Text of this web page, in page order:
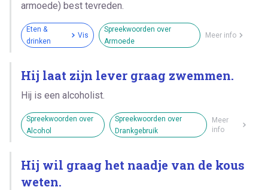
armoede) best tevreden.
Eten &
drinken
Vis
Spreekwoorden over
Armoede
Meer info
Hij laat zijn lever graag zwemmen.
Hij is een alcoholist.
Spreekwoorden over
Alcohol
Spreekwoorden over
Drankgebruik
Meer
info
Hij wil graag het naadje van de kous
weten.